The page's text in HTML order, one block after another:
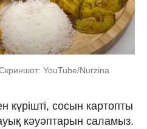
YouTube/Nurzina
күрішті, сосын картопты
кәуәптарын саламыз.